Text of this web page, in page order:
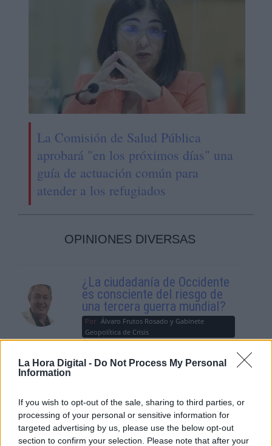
La Hora Digital - Do Not Process My Personal
Information
If you wish to opt-out of the sale, sharing to third parties, or
processing of your personal or sensitive information for
targeted advertising by us, please use the below opt-out
section to confirm your selection. Please note that after your
La Comisión de Salud Pública
aprobará "en los próximos días" una
guía de actuación común para
atender a los refugiados
OPINIONES DIVERSAS
¿La ciudadanía de Occidente
es consciente del riesgo de
una tercera guerra mundial?
Por Álvaro Frutos Rosado y Gabinete
Geopolítica de Crisis
Suelta y confía
Votantes y votados
Por Juan Manuel Beltrán